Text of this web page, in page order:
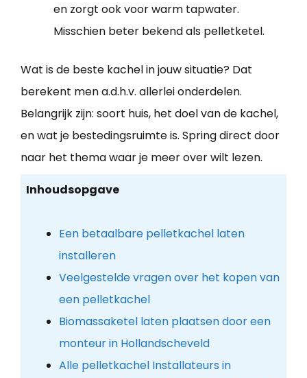
en zorgt ook voor warm tapwater.
Misschien beter bekend als pelletketel.
Wat is de beste kachel in jouw situatie? Dat
berekent men a.d.h.v. allerlei onderdelen.
Belangrijk zijn: soort huis, het doel van de kachel,
en wat je bestedingsruimte is. Spring direct door
naar het thema waar je meer over wilt lezen.
Inhoudsopgave
Een betaalbare pelletkachel laten
installeren
Veelgestelde vragen over het kopen van
een pelletkachel
Biomassaketel laten plaatsen door een
monteur in Hollandscheveld
Alle pelletkachel Installateurs in